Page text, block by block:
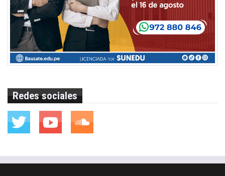
Redes sociales